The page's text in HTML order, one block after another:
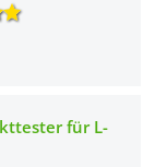
für L-